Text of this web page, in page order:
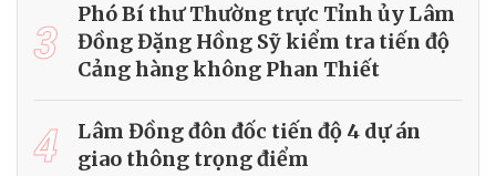
3
Phó Bí thư Thường trực Tỉnh ủy Lâm
Đồng Đặng Hồng Sỹ kiểm tra tiến độ
Cảng hàng không Phan Thiết
4
Lâm Đồng đôn đốc tiến độ 4 dự án
giao thông trọng điểm